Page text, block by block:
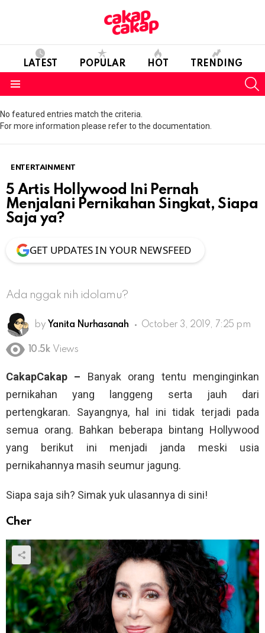
LATEST POPULAR HOT TRENDING
No featured entries match the criteria.
For more information please refer to the documentation.
ENTERTAINMENT
5 Artis Hollywood Ini Pernah
Menjalani Pernikahan Singkat, Siapa
Saja ya?
GET UPDATES IN YOUR NEWSFEED
Ada nggak nih idolamu?
by Yanita Nurhasanah October 3, 2019, 7:25 pm
10.5k Views
CakapCakap – Banyak orang tentu menginginkan
pernikahan yang langgeng serta jauh dari
pertengkaran. Sayangnya, hal ini tidak terjadi pada
semua orang. Bahkan beberapa bintang Hollywood
yang berikut ini menjadi janda meski usia
pernikahannya masih seumur jagung.
Siapa saja sih? Simak yuk ulasannya di sini!
Cher